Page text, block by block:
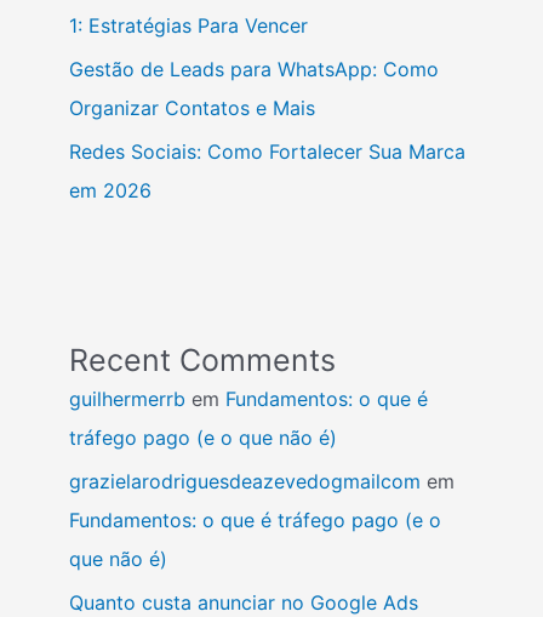
1: Estratégias Para Vencer
Gestão de Leads para WhatsApp: Como
Organizar Contatos e Mais
Redes Sociais: Como Fortalecer Sua Marca
em 2026
Recent Comments
guilhermerrb em Fundamentos: o que é
tráfego pago (e o que não é)
grazielarodriguesdeazevedogmailcom em
Fundamentos: o que é tráfego pago (e o
que não é)
Quanto custa anunciar no Google Ads